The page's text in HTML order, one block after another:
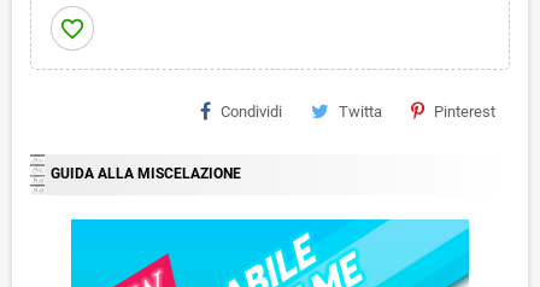
favorite_border
Condividi Twitta Pinterest
GUIDA ALLA MISCELAZIONE